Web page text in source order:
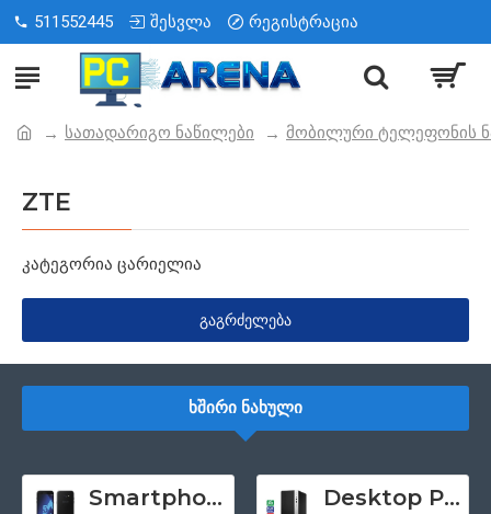
511552445 შესვლა რეგისტრაცია
სათადარიგო ნაწილები მობილური ტელეფონის
ZTE
კატეგორია ცარიელია
ᲒᲐᲒᲠᲫᲔᲚᲔᲑᲐ
ᲮᲨᲘᲠᲘ ᲜᲐᲮᲣᲚᲘ
Smartphone 5.2" Samsung Galaxy A5 (2017), 4G, Samsung Exynos 7880, 3GB/32GB, ორმაგი SIM, NFC, რადიო, Android 6, შავი (მეორადი პროდუქტის კლასი - A) Desktop PC კომპიუტერი HP ProDesk 400 G5 Tower, Intel Core i5 8500 (6 თაობა), 8GB ოპერატიული, 256GB SSD მყარი დისკი, DisplayPort, DVD, Windows 11 Pro (მოერადი პროდუქციის კლასი - ა)